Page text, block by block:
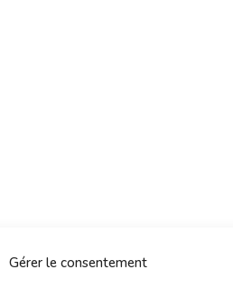
Gérer le consentement